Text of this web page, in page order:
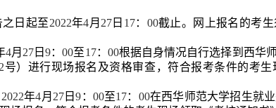
日起至2022年4月 27 日 17： 00截止。网上报名的考
4月 27 日9：00至17： 00根据自身情况自行选择到西华
2号）进行现场报名及资格审查，符合报考条件的考
2022年4月 27日9 ： 00至17： 00在西华师范大学招生就